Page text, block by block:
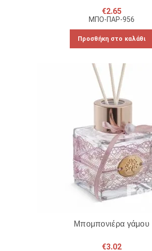
€2.65
ΜΠΟ-ΠΑΡ-956
Προσθήκη στο καλάθι
Μπομπονιέρα γάμου
€3.02